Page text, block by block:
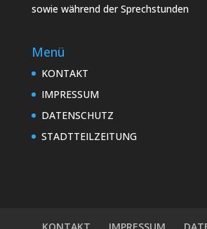
sowie während der Sprechstunden
Menü
KONTAKT
IMPRESSUM
DATENSCHUTZ
STADTTEILZEITUNG